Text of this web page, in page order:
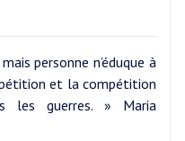
personne n’éduque à
et la compétition
les guerres. » Maria